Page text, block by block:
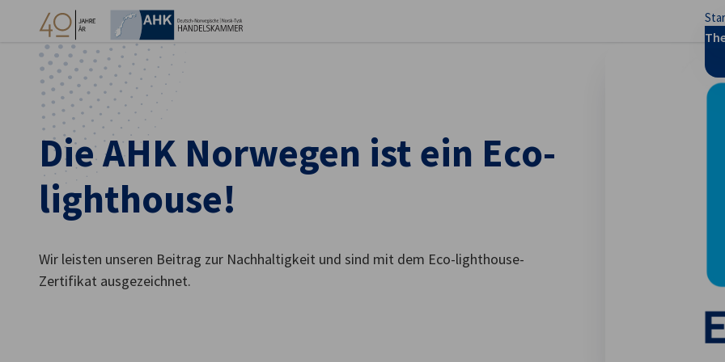
Die AHK Norwegen ist ein Eco-
lighthouse!
Wir leisten unseren Beitrag zur Nachhaltigkeit und sind mit dem Eco-lighthouse-
Zertifikat ausgezeichnet.